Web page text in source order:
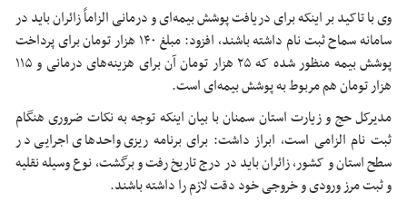
وی با تاکید بر اینکه برای دریافت پوشش بیمه‌ای و درمانی الزاماً زائران باید در
سامانهسماح
ثبت نام داشته باشند، افزود: مبلغ ۱۴۰ هزار تومان برای پرداخت
پوشش بیمه منظور شده که ۲۵ هزار تومان آن برای هزینه‌های درمانی و ۱۱۵
هزار تومان هم مربوط به پوشش بیمه‌ای است.
مدیرکل حج و زیارت استان سمنان با بیان اینکه توجه به نکات ضروری هنگام
ثبت نام الزامی است، ابراز داشت: برای برنامهریزیواحدهای اجرایی در
سطح استان و کشور، زائران باید در درج تاریخ رفت و برگشت، نوع وسیله نقلیه
و ثبت مرز ورودی و خروجی خود دقت لازم را داشته باشند.